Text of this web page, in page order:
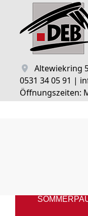
Altewiekring
0531 34 05 91 |
Öffnungszeiten: